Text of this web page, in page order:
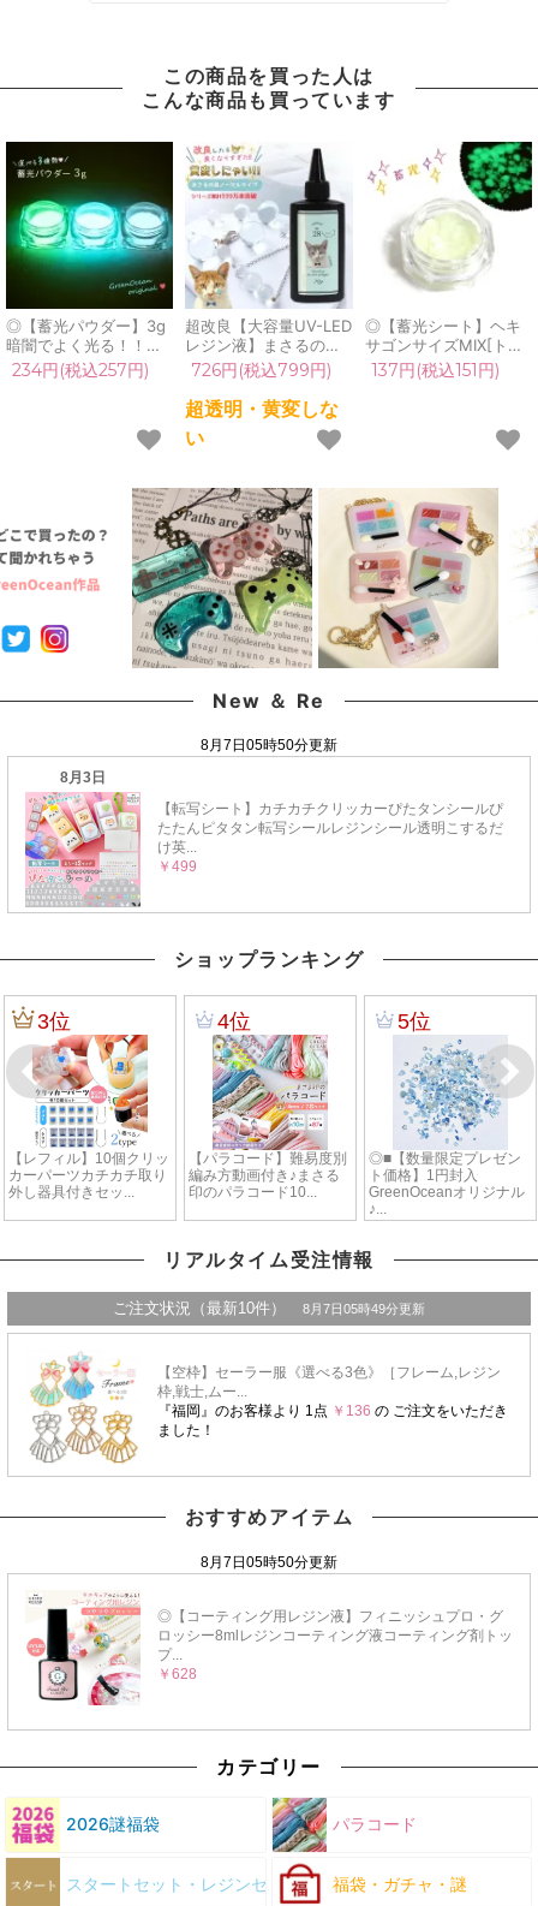
この商品を買った人は
こんな商品も買っています
◎【蓄光パウダー】3g
暗闇でよく光る！！蓄
光さらさらパウダー
《選べる3色》[トッピ
234円(税込257円)
超改良【大容量UV-LED
レジン液】まさるの涙
ver.03 超透明 70g 初心
者 作家 コーティング
ハード 黄変しない 高品
質 クリア 猫 UVレジン
液 安い おすすめ
726円(税込799円)
超透明・黄変しな
い
◎【蓄光シート】ヘキ
サゴンサイズMIX[トッ
ピング,暗闇,封入,ラメ,
ネイル,キラキラ]
137円(税込151円)
New ＆ Re
ショップランキング
リアルタイム受注情報
おすすめアイテム
カテゴリー
2026謎福袋 パラコード
スタートセット・レジンセット 福袋・ガチャ・謎